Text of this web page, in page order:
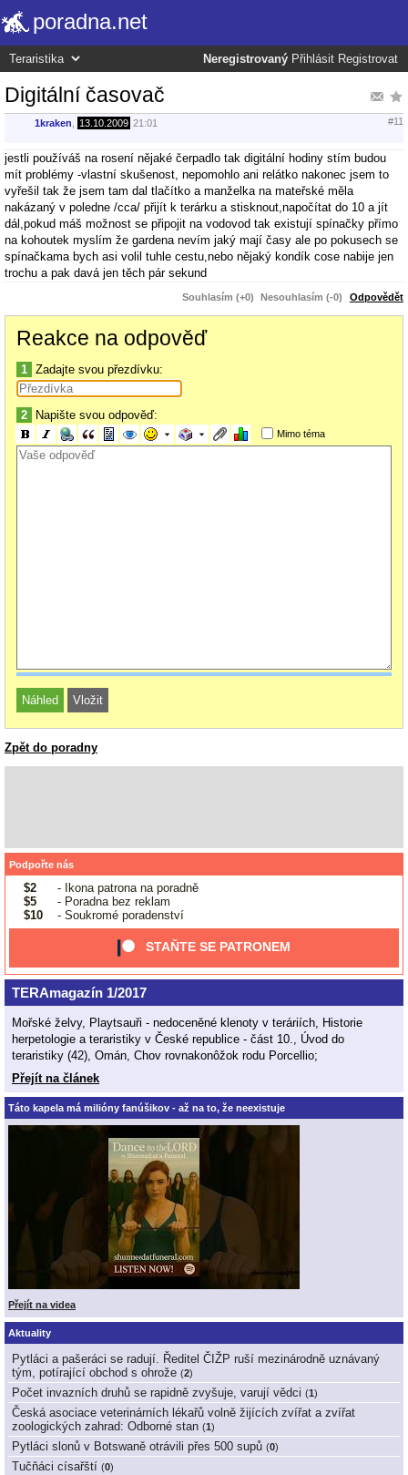
poradna.net
Neregistrovaný Přihlásit Registrovat
Digitální časovač
1kraken 13.10.2009 21:01 #11
jestli používáš na rosení nějaké čerpadlo tak digitální hodiny stím budou
mít problémy -vlastní skušenost, nepomohlo ani relátko nakonec jsem to
vyřešil tak že jsem tam dal tlačítko a manželka na mateřské měla
nakázaný v poledne /cca/ přijít k terárku a stisknout,napočítat do 10 a jít
dál,pokud máš možnost se připojit na vodovod tak existují spínačky přímo
na kohoutek myslím že gardena nevím jaký mají časy ale po pokusech se
spínačkama bych asi volil tuhle cestu,nebo nějaký kondík cose nabije jen
trochu a pak davá jen těch pár sekund
Souhlasím (+0) Nesouhlasím (-0) Odpovědět
Reakce na odpověď
1 Zadajte svou přezdívku:
2 Napište svou odpověď:
Mimo téma
Zpět do poradny
Podpořte nás
$2
- Ikona patrona na poradně
$5
- Poradna bez reklam
$10
- Soukromé poradenství
STAŇTE SE PATRONEM
TERAmagazín 1/2017
Mořské želvy, Playtsauři - nedoceněné klenoty v teráriích, Historie
herpetologie a teraristiky v České republice - část 10., Úvod do
teraristiky (42), Omán, Chov rovnakonôžok rodu Porcellio;
Přejít na článek
Táto kapela má milióny fanúšikov - až na to, že neexistuje
Přejít na videa
Aktuality
Pytláci a pašeráci se radují. Ředitel ČIŽP ruší mezinárodně uznávaný
tým, potírající obchod s ohrože (2)
Počet invazních druhů se rapidně zvyšuje, varují vědci (1 )
Česká asociace veterinárních lékařů volně žijících zvířat a zvířat
zoologických zahrad: Odborné stan (1 )
Pytláci slonů v Botswaně otrávili přes 500 supů (0)
Tučňáci císařští (0)